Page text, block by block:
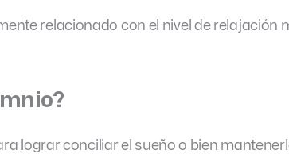
relacionado con el nivel de relajación
lograr conciliar el sueño o bien